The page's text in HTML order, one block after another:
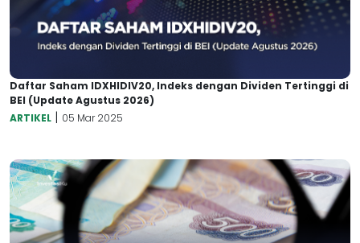
Daftar Saham IDXHIDIV20, Indeks dengan Dividen Tertinggi di
BEI (Update Agustus 2026)
ARTIKEL | 05 Mar 2025